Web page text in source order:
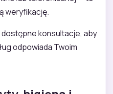
weryfikację.
dostępne konsultacje, aby
odpowiada Twoim